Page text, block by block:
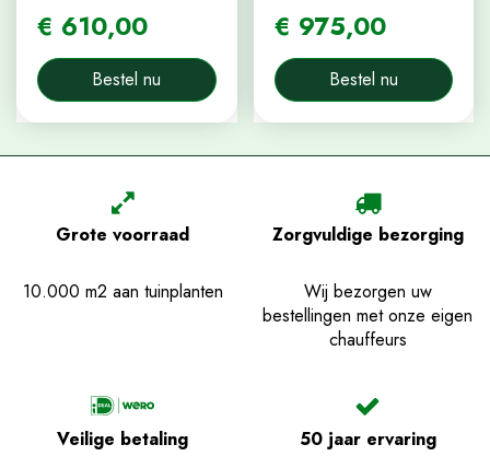
€ 610,00
Bestel nu
€ 975,00
Bestel nu
Grote voorraad
10.000 m2 aan tuinplanten
Zorgvuldige bezorging
Wij bezorgen uw
bestellingen met onze eigen
chauffeurs
Veilige betaling 50 jaar ervaring